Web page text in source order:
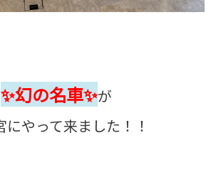
✨幻の名車✨が
にやって来ました！！